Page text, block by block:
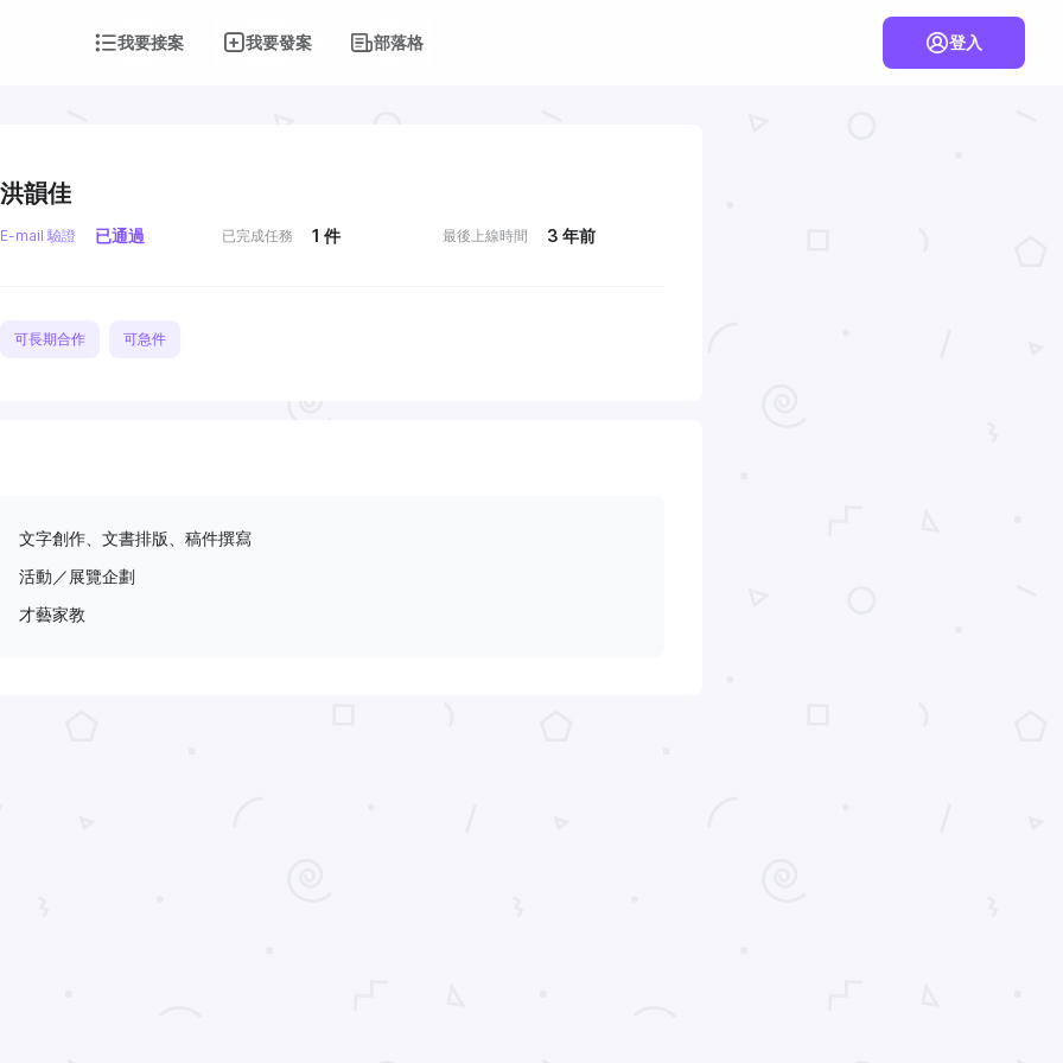
我要接案 我要發案 部落格 登入
洪韻佳
E-mail 驗證 已通過 已完成任務 1 件 最後上線時間 3 年前
可長期合作 可急件
文字創作、文書排版、稿件撰寫
活動／展覽企劃
才藝家教